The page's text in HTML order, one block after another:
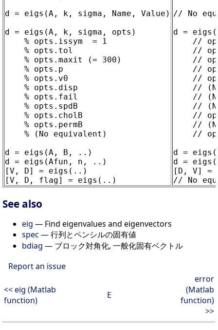
d = eigs(A, k, sigma, Name, Value)
d = eigs(A, k, sigma, opts)
    % opts.issym  = 1
    % opts.tol
    % opts.maxit (= 300)
    % opts.p
    % opts.v0
    % opts.disp
    % opts.fail
    % opts.spdB
    % opts.cholB
    % opts.permB
    % (No equivalent)
d = eigs(A, B, ..)
d = eigs(Afun, n, ..)
[V, D] = eigs(..)
// No
d =
//
//
//
//
//
//
//
//
//
//
//
d =
d =
[D, V]
See also
eig — Find eigenvalues and eigenvectors
spec — 行列とペンシルの固有値
bdiag — ブロック対角化, 一般化固有ベクトル
Report an issue
<< eig (Matlab
function)
E
error
(Matlab
function)
>>